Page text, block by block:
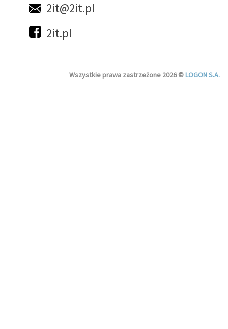
2it@2it.pl
2it.pl
Wszystkie prawa zastrzeżone 2026 ©LOGON S.A.